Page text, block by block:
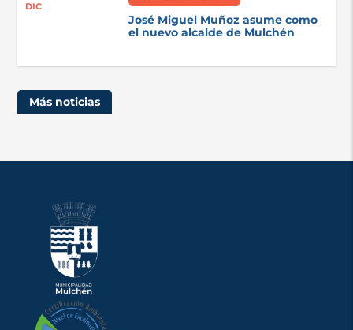
DIC
José Miguel Muñoz asume como
el nuevo alcalde de Mulchén
Más noticias